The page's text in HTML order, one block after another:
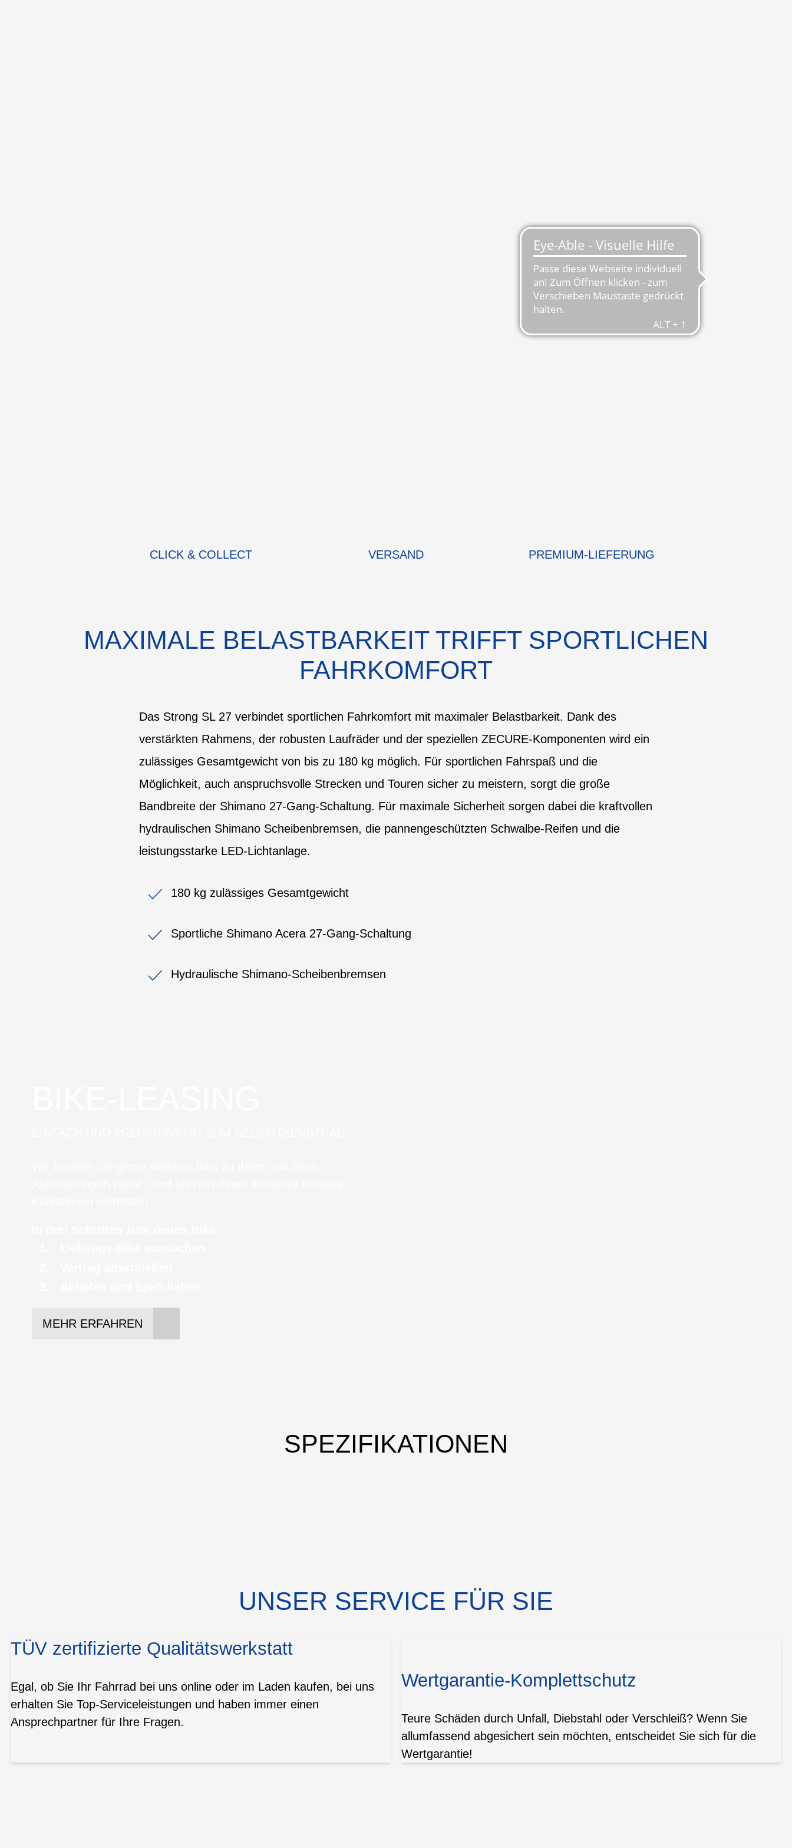
CLICK & COLLECT VERSAND PREMIUM-LIEFERUNG
MAXIMALE BELASTBARKEIT TRIFFT SPORTLICHEN
FAHRKOMFORT
Das Strong SL 27 verbindet sportlichen Fahrkomfort mit maximaler Belastbarkeit. Dank des
verstärkten Rahmens, der robusten Laufräder und der speziellen ZECURE-Komponenten wird ein
zulässiges Gesamtgewicht von bis zu 180 kg möglich. Für sportlichen Fahrspaß und die
Möglichkeit, auch anspruchsvolle Strecken und Touren sicher zu meistern, sorgt die große
Bandbreite der Shimano 27-Gang-Schaltung. Für maximale Sicherheit sorgen dabei die kraftvollen
hydraulischen Shimano Scheibenbremsen, die pannengeschützten Schwalbe-Reifen und die
leistungsstarke LED-Lichtanlage.
180 kg zulässiges Gesamtgewicht
Sportliche Shimano Acera 27-Gang-Schaltung
Hydraulische Shimano-Scheibenbremsen
MEHR ERFAHREN
SPEZIFIKATIONEN
UNSER SERVICE FÜR SIE
TÜV zertifizierte Qualitätswerkstatt
Egal, ob Sie Ihr Fahrrad bei uns online oder im Laden kaufen, bei uns
erhalten Sie Top-Serviceleistungen und haben immer einen
Ansprechpartner für Ihre Fragen.
Wertgarantie-Komplettschutz
Teure Schäden durch Unfall, Diebstahl oder Verschleiß? Wenn Sie
allumfassend abgesichert sein möchten, entscheidet Sie sich für die
Wertgarantie!